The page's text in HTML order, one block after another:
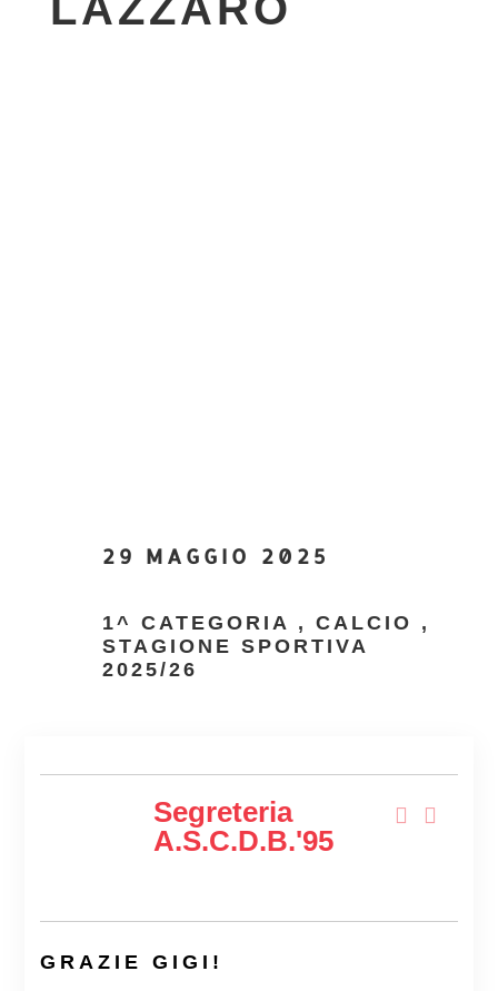
29 MAGGIO 2025
1^ CATEGORIA , CALCIO ,
STAGIONE SPORTIVA
2025/26
Segreteria
A.s.c.d.B.'95
GRAZIE GIGI!